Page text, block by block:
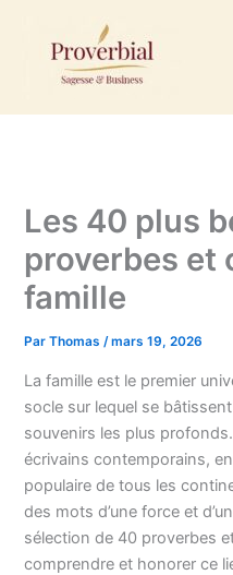
contenu
Les 40 plus
proverbes et
famille
ParThomas/mars 19, 2026
La famille est le premier
socle sur lequel se
souvenirs les plus
écrivains contemporains,
populaire de tous les
des mots d’une force et
sélection de 40 proverbes
comprendre et honorer ce